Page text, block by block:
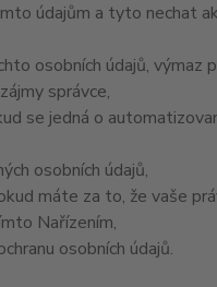
údajům a tyto nechat
osobních údajů,
správce,
se jedná o
osobních údajů,
máte za to, že vaše
Nařízením,
osobních údajů.